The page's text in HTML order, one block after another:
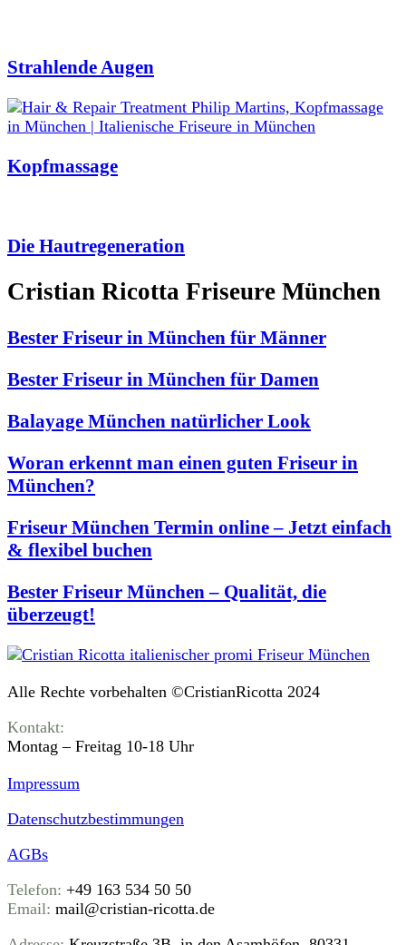
Strahlende Augen
Kopfmassage
Die Hautregeneration
Cristian Ricotta Friseure München
Bester Friseur in München für Männer
Bester Friseur in München für Damen
Balayage München natürlicher Look
Woran erkennt man einen guten Friseur in
München?
Friseur München Termin online – Jetzt einfach
& flexibel buchen
Bester Friseur München – Qualität, die
überzeugt!
Alle Rechte vorbehalten ©CristianRicotta 2024
Kontakt:
Montag – Freitag 10-18 Uhr
Impressum
Datenschutz­bestimmungen
AGBs
Telefon: +49 163 534 50 50
Email: mail@cristian-ricotta.de